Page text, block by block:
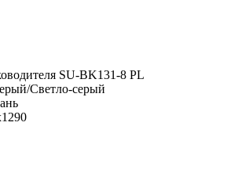
SU-BK131-8 PL
Светло-серый